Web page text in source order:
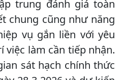
trung đánh giá toàn
chung cũng như năng
vụ gắn liền với yêu
việc làm cần tiếp nhận.
sát hạch chính thức